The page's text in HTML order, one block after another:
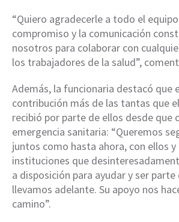
“Quiero agradecerle a todo el
compromiso y la comunicación
nosotros para colaborar con
los trabajadores de la salud”,
Además, la funcionaria destacó que
contribución más de las tantas que
recibió por parte de ellos desde que
emergencia sanitaria: “Queremos
juntos como hasta ahora, con ellos y
instituciones que
a disposición para ayudar y ser
llevamos adelante. Su apoyo nos
camino”.